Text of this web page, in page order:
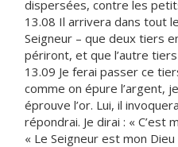
dispersées, contre les
13.08 Il arrivera dans tout
Seigneur – que deux tiers
périront, et que l’autre
13.09 Je ferai passer ce
comme on épure l’argent,
éprouve l’or. Lui, il
répondrai. Je dirai : « C’est
« Le Seigneur est mon Dieu